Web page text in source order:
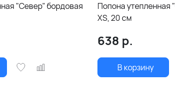
"Север" бордовая
Попона утепленная
XS, 20 см
638 р.
В корзину